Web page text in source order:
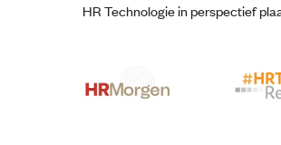
HR Technologie in perspectief